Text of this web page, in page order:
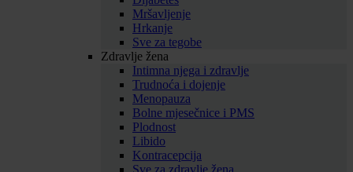
Mršavljenje
Hrkanje
Sve za tegobe
Zdravlje žena
Intimna njega i zdravlje
Trudnoća i dojenje
Menopauza
Bolne mjesečnice i PMS
Plodnost
Libido
Kontracepcija
Sve za zdravlje žena